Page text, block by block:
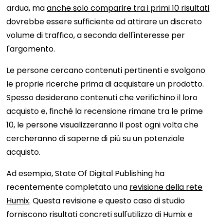
ardua, maanche solo comparire tra i primi 10 risultati
dovrebbe essere sufficiente ad attirare un discreto
volume di traffico, a seconda dell'interesse per
l'argomento.
Le persone cercano contenuti pertinenti e svolgono
le proprie ricerche prima di acquistare un prodotto.
Spesso desiderano contenuti che verifichino il loro
acquisto e, finché la recensione rimane tra le prime
10, le persone visualizzeranno il post ogni volta che
cercheranno di saperne di più su un potenziale
acquisto.
Ad esempio, State Of Digital Publishing ha
recentemente completato una revisione della rete
Humix. Questa revisione e questo caso di studio
forniscono risultati concreti sull'utilizzo di Humix e